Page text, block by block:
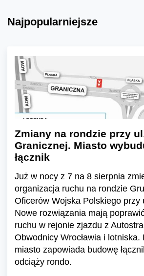
Najpopularniejsze
Zmiany na rondzie przy
Granicznej. Miasto
łącznik
Już w nocy z 7 na 8 sierpnia
organizacja ruchu na rondzie
Oficerów Wojska Polskiego przy
Nowe rozwiązania mają
ruchu w rejonie zjazdu z
Obwodnicy Wrocławia i lotniska.
miasto zapowiada budowę
odciąży rondo.